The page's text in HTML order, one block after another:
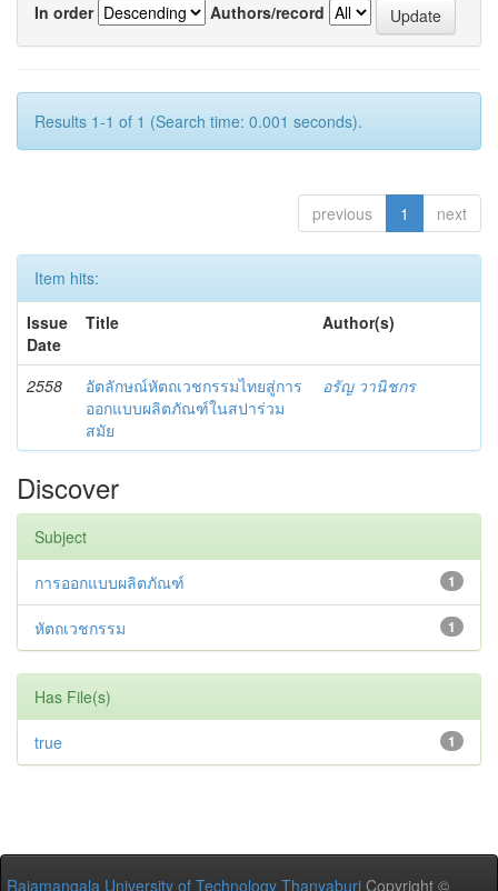
In order
Authors/record
Results 1-1 of 1 (Search time: 0.001 seconds).
previous 1 next
Item hits:
Issue
Date
Title Author(s)
2558
อัตลักษณ์หัตถเวชกรรมไทยสู่การ
ออกแบบผลิตภัณฑ์ในสปาร่วม
สมัย
อรัญ วานิชกร
Discover
Subject
1
การออกแบบผลิตภัณฑ์
1
หัตถเวชกรรม
Has File(s)
1
true
Rajamangala University of Technology Thanyaburi Copyright ©